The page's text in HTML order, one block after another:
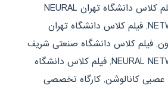
فیلم کلاس دانشگاه تهران NEURAL
, فیلم کلاس دانشگاه تهران
, فیلم کلاس دانشگاه صنعتی شریف
NEURAL
, فیلم کلاس دانشگاه
کانالوشن, کارگاه تخصصی